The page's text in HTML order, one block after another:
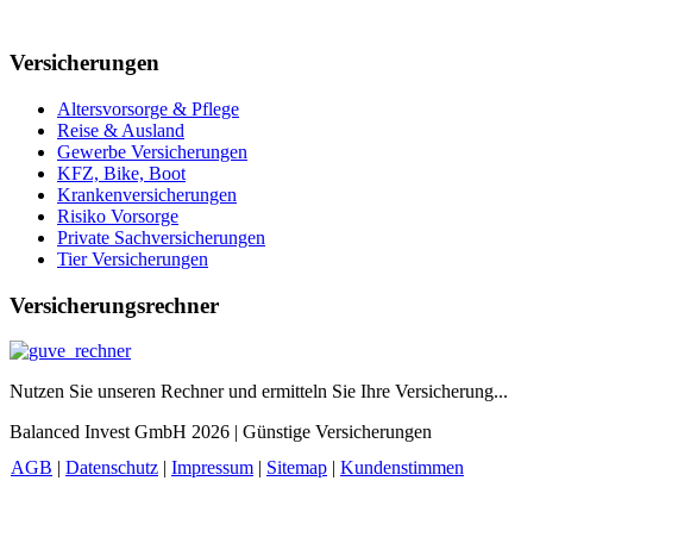
Versicherungen
Altersvorsorge & Pflege
Reise & Ausland
Gewerbe Versicherungen
KFZ, Bike, Boot
Krankenversicherungen
Risiko Vorsorge
Private Sachversicherungen
Tier Versicherungen
Versicherungsrechner
Nutzen Sie unseren Rechner und ermitteln Sie Ihre Versicherung...
Balanced Invest GmbH 2026 | Günstige Versicherungen
AGB | Datenschutz | Impressum | Sitemap | Kundenstimmen